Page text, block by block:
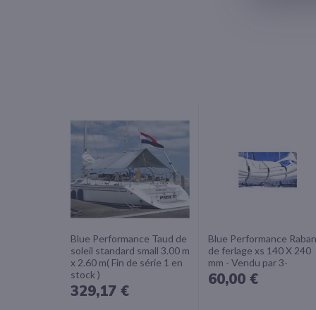
Blue Performance Taud de
soleil standard small 3.00 m
x 2.60 m( Fin de série 1 en
stock )
329,17 €
Blue Performance
de ferlage xs 140 X 240
mm - Vendu par 3-
60,00 €